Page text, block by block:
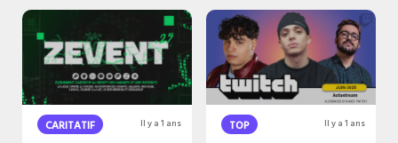
CARITATIF Il y a 1 ans TOP Il y a 1 ans